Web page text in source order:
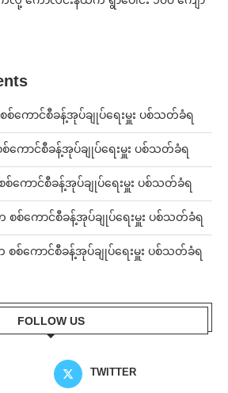
ကောင်စီခန့်အုပ်ချုပ်ရေးမှူး ပစ်သတ်ခံရ
ောင်စီခန့်အုပ်ချုပ်ရေးမှူး ပစ်သတ်ခံရ
ောင်စီခန့်အုပ်ချုပ်ရေးမှူး ပစ်သတ်ခံရ
စ်ကောင်စီခန့်အုပ်ချုပ်ရေးမှူး ပစ်သတ်ခံရ
စ်ကောင်စီခန့်အုပ်ချုပ်ရေးမှူး ပစ်သတ်ခံရ
FOLLOW US
TWITTER